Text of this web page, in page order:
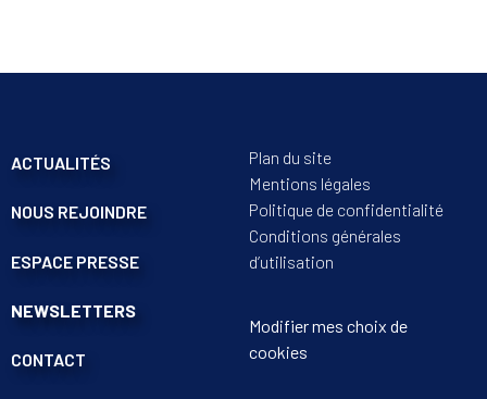
ACTUALITÉS
NOUS REJOINDRE
ESPACE PRESSE
NEWSLETTERS
CONTACT
Plan du site
Mentions légales
Politique de confidentialité
Conditions générales
d’utilisation
Modifier mes choix de
cookies